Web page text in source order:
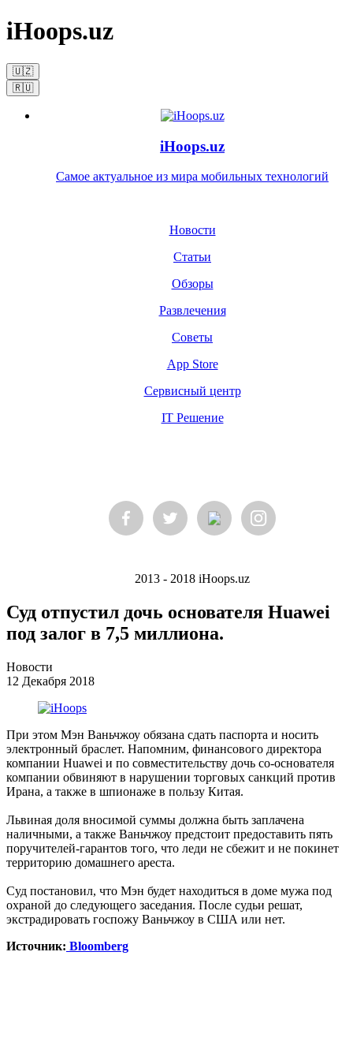
iHoops.uz
🇺🇿
🇷🇺
iHoops.uz
Самое актуальное из мира мобильных технологий
Новости
Статьи
Обзоры
Развлечения
Советы
App Store
Сервисный центр
IT Решение
2013 - 2018 iHoops.uz
Суд отпустил дочь основателя Huawei
под залог в 7,5 миллиона.
Новости
12 Декабря 2018
При этом Мэн Ваньчжоу обязана сдать паспорта и носить
электронный браслет. Напомним, финансового директора
компании Huawei и по совместительству дочь со-основателя
компании обвиняют в нарушении торговых санкций против
Ирана, а также в шпионаже в пользу Китая.
Львиная доля вносимой суммы должна быть заплачена
наличными, а также Ваньчжоу предстоит предоставить пять
поручителей-гарантов того, что леди не сбежит и не покинет
территорию домашнего ареста.
Суд постановил, что Мэн будет находиться в доме мужа под
охраной до следующего заседания. После судьи решат,
экстрадировать госпожу Ваньчжоу в США или нет.
Источник: Bloomberg